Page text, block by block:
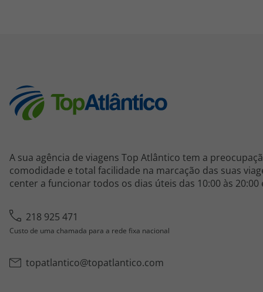
A sua agência de viagens Top Atlântico tem a
comodidade e total facilidade na marcação das suas
center a funcionar todos os dias úteis das 10:00 às 20:00
218 925 471
Custo de uma chamada para a rede fixa nacional
topatlantico@topatlantico.com